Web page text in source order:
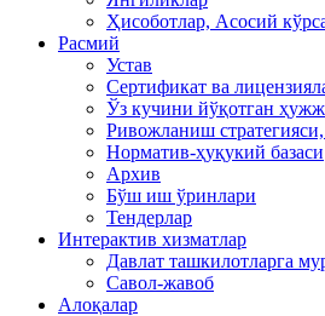
Ҳисоботлар, Асосий
Расмий
Устав
Сертификат ва
Ўз кучини йўқотган
Ривожланиш
Норматив-ҳуқукий базаси
Архив
Бўш иш ўринлари
Тендерлар
Интерактив хизматлар
Давлат ташкилотларга
Савол-жавоб
Алоқалар